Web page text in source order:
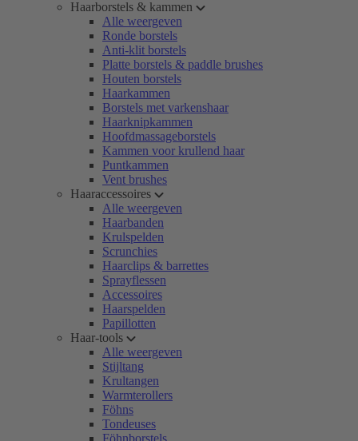
Haarborstels & kammen
Alle weergeven
Ronde borstels
Anti-klit borstels
Platte borstels & paddle brushes
Houten borstels
Haarkammen
Borstels met varkenshaar
Haarknipkammen
Hoofdmassageborstels
Kammen voor krullend haar
Puntkammen
Vent brushes
Haaraccessoires
Alle weergeven
Haarbanden
Krulspelden
Scrunchies
Haarclips & barrettes
Sprayflessen
Accessoires
Haarspelden
Papillotten
Haar-tools
Alle weergeven
Stijltang
Krultangen
Warmterollers
Föhns
Tondeuses
Föhnborstels